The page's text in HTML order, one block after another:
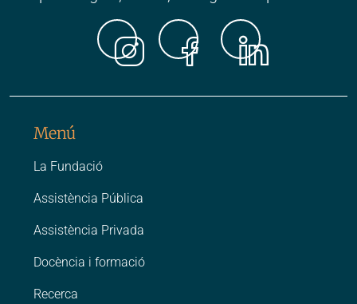
Menú
La Fundació
Assistència Pública
Assistència Privada
Docència i formació
Recerca